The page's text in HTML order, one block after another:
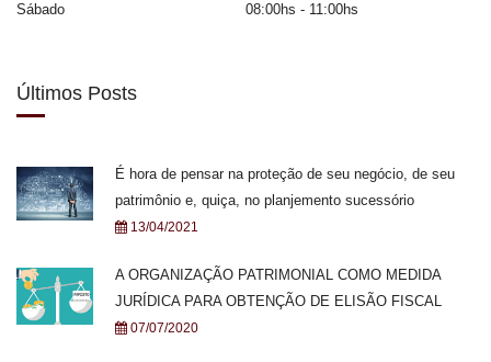
Sábado
08:00hs - 11:00hs
Últimos Posts
É hora de pensar na proteção de seu negócio, de seu
patrimônio e, quiça, no planjemento sucessório
13/04/2021
A ORGANIZAÇÃO PATRIMONIAL COMO MEDIDA
JURÍDICA PARA OBTENÇÃO DE ELISÃO FISCAL
07/07/2020